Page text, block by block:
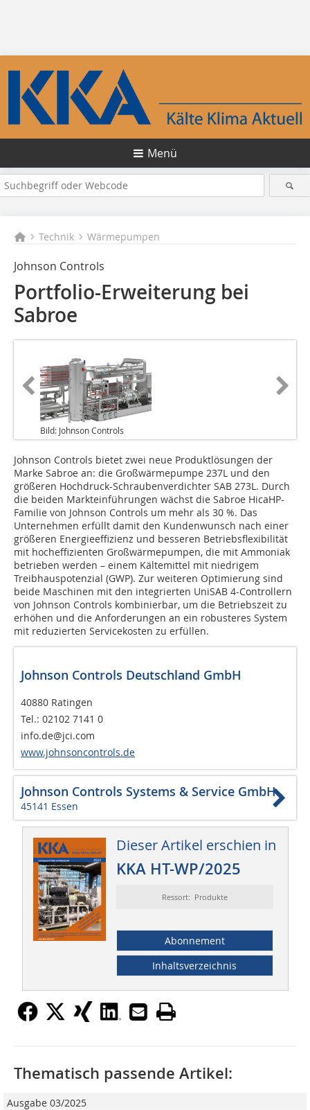
Menü
Technik Wärmepumpen
Johnson Controls
Portfolio-Erweiterung bei
Sabroe
Bild: Johnson Controls
Johnson Controls bietet zwei neue Produktlösungen der
Marke Sabroe an: die Großwärmepumpe 237L und den
größeren Hochdruck-Schraubenverdichter SAB 273L. Durch
die beiden Markteinführungen wächst die Sabroe HicaHP-
Familie von Johnson Controls um mehr als 30 %. Das
Unternehmen erfüllt damit den Kundenwunsch nach einer
größeren Energieeffizienz und besseren Betriebsflexibilität
mit hocheffizienten Großwärmepumpen, die mit Ammoniak
betrieben werden – einem Kältemittel mit niedrigem
Treibhauspotenzial (GWP). Zur weiteren Optimierung sind
beide Maschinen mit den integrierten UniSAB 4-Con­trollern
von Johnson Controls kombinierbar, um die Betriebszeit zu
erhöhen und die Anforderungen an ein robusteres System
mit reduzierten Servicekosten zu erfüllen.
Johnson Controls Deutschland GmbH
40880 Ratingen
Tel.: 02102 7141 0
info.de@jci.com
www.johnsoncontrols.de
Johnson Controls Systems & Service GmbH
45141 Essen
Dieser Artikel erschien in
KKA HT-WP/2025
Ressort: Produkte
Abonnement
Inhaltsverzeichnis
Thematisch passende Artikel:
Ausgabe 03/2025